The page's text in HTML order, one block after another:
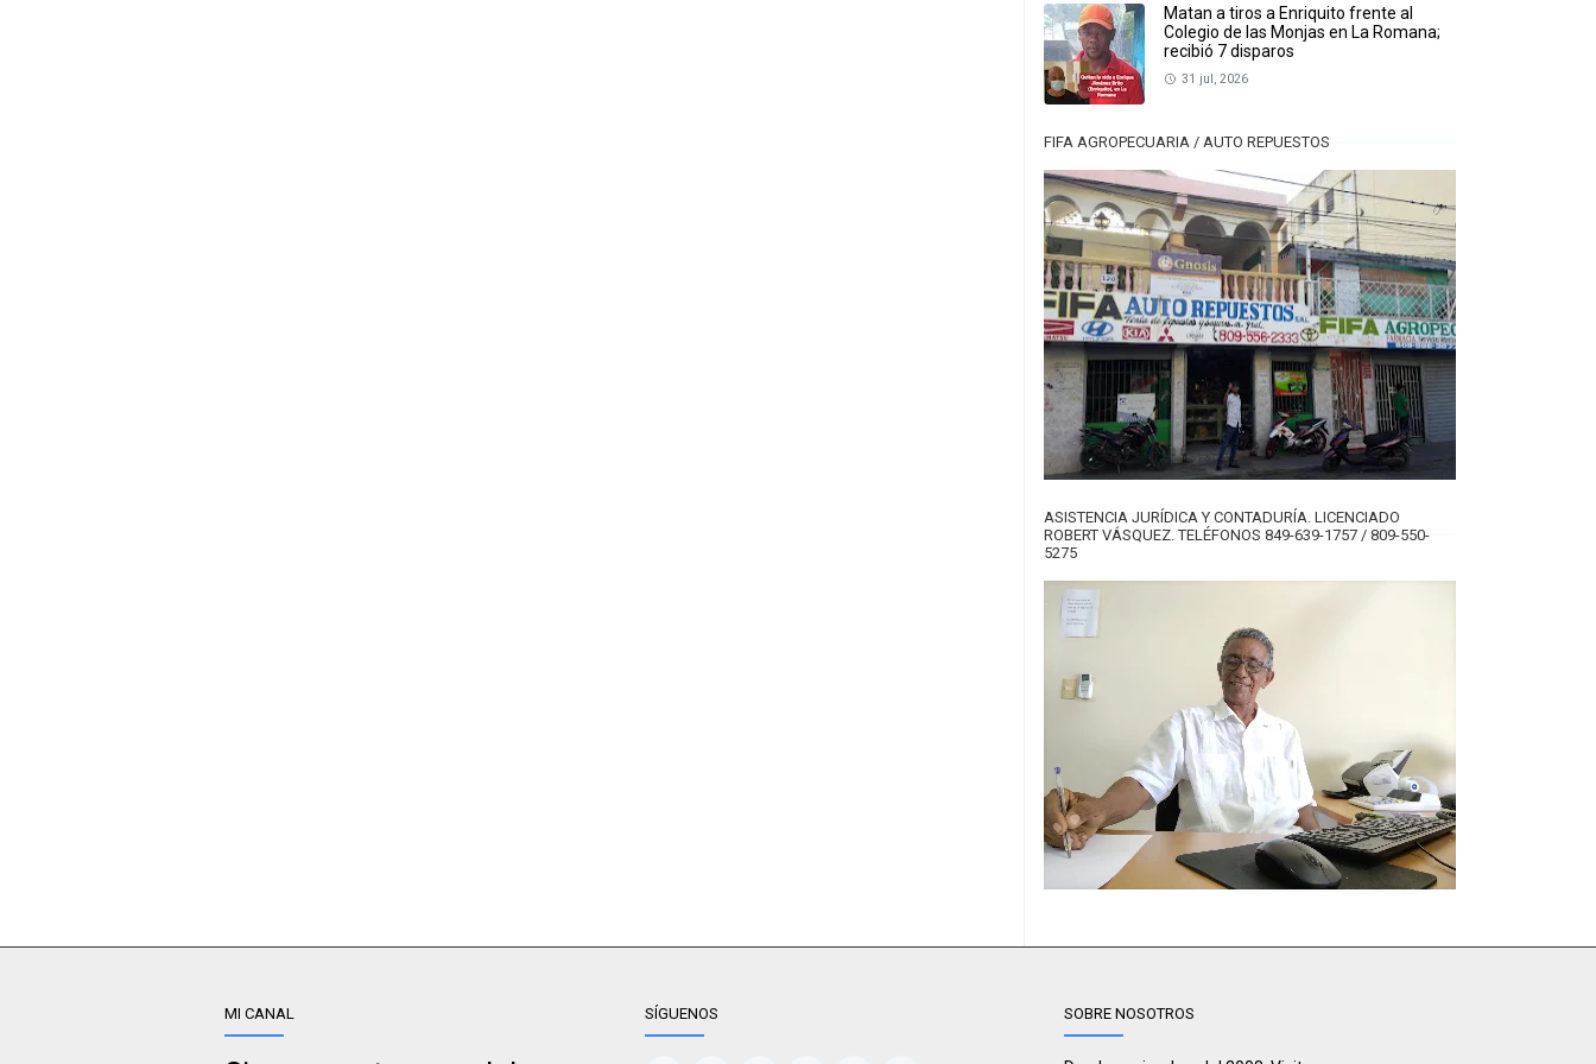
Matan a tiros a Enriquito frente al
Colegio de las Monjas en La Romana;
recibió 7 disparos
31 jul, 2026
FIFA AGROPECUARIA / AUTO REPUESTOS
ASISTENCIA JURÍDICA Y CONTADURÍA. LICENCIADO
ROBERT VÁSQUEZ. TELÉFONOS 849-639-1757 / 809-550-
5275
MI CANAL SÍGUENOS SOBRE NOSOTROS